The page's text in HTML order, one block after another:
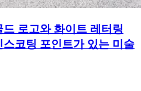
로고와 화이트 레터링
코팅 포인트가 있는 미술